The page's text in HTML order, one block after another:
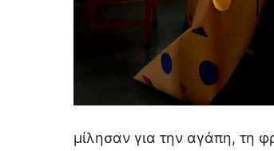
μίλησαν για την αγάπη, τη